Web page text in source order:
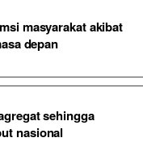
masyarakat akibat
depan
sehingga
nasional